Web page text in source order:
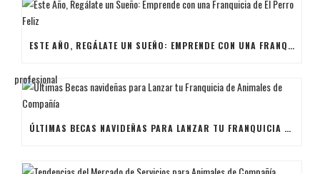
ESTE AÑO, REGÁLATE UN SUEÑO: EMPRENDE CON UNA FRANQUICIA DE EL PERRO FELIZ
ÚLTIMAS BECAS NAVIDEÑAS PARA LANZAR TU FRANQUICIA DE ANIMALES DE COMPAÑÍA